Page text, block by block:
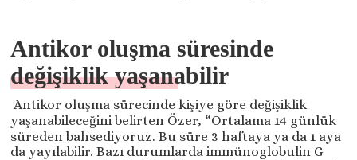
Antikor oluşma süresinde
değişiklik yaşanabilir
Antikor oluşma sürecinde kişiye göre değişiklik
yaşanabileceğini belirten Özer, “Ortalama 14 günlük
süreden bahsediyoruz. Bu süre 3 haftaya ya da 1 aya
da yayılabilir. Bazı durumlarda immünoglobulin G